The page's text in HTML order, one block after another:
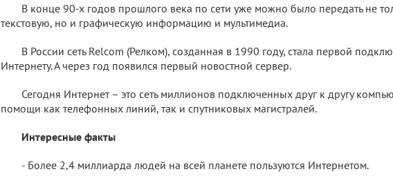
В конце 90-х годов прошлого века по сети уже можно было передать не
текстовую, но и графическую информацию и мультимедиа.
В России сеть Relcom (Релком), созданная в 1990 году, стала первой
Интернету. А через год появился первый новостной сервер.
Сегодня Интернет – это сеть миллионов подключенных друг к другу
помощи как телефонных линий, так и спутниковых магистралей.
Интересные факты
- Более 2,4 миллиарда людей на всей планете пользуются Интернетом.